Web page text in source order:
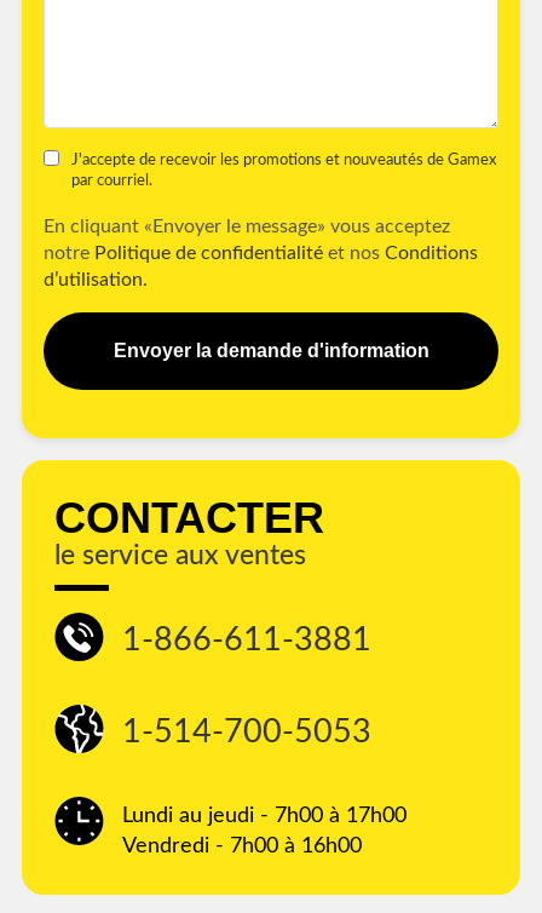
J'accepte de recevoir les promotions et nouveautés de Gamex
par courriel.
En cliquant «Envoyer le message» vous acceptez
notre Politique de confidentialité et nos Conditions
d’utilisation.
Envoyer la demande d'information
CONTACTER
le service aux ventes
1-866-611-3881
1-514-700-5053
Lundi au jeudi - 7h00 à 17h00
Vendredi - 7h00 à 16h00